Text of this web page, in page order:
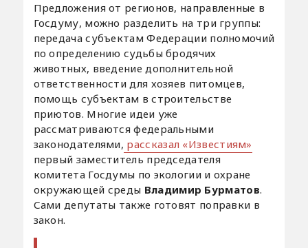
Предложения от регионов, направленные в
Госдуму, можно разделить на три группы:
передача субъектам Федерации полномочий
по определению судьбы бродячих
животных, введение дополнительной
ответственности для хозяев питомцев,
помощь субъектам в строительстве
приютов. Многие идеи уже
рассматриваются федеральными
законодателями, рассказал «Известиям»
первый заместитель председателя
комитета Госдумы по экологии и охране
окружающей среды Владимир Бурматов.
Сами депутаты также готовят поправки в
закон.